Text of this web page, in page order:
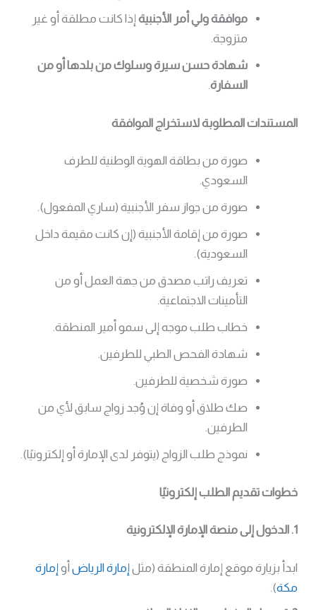
موافقة ولي أمر الأجنبية إذا كانت مطلقة أو غير
متزوجة.
شهادة حسن سيرة وسلوك من بلدها أو من
السفارة.
المستندات المطلوبة لاستخراج الموافقة
صورة من بطاقة الهوية الوطنية للطرف
السعودي.
صورة من جواز سفر الأجنبية (ساري المفعول).
صورة من إقامة الأجنبية (إن كانت مقيمة داخل
السعودية).
تعريف راتب مصدق من جهة العمل أو من
التأمينات الاجتماعية.
خطاب طلب موجه إلى سمو أمير المنطقة.
شهادة الفحص الطبي للطرفين.
صورة شخصية للطرفين.
صك طلاق أو وفاة إن وُجد زواج سابق لأي من
الطرفين.
نموذج طلب الزواج (يتوفر لدى الإمارة أو إلكترونيًا).
خطوات تقديم الطلب إلكترونيًا
1. الدخول إلى منصة الإمارة الإلكترونية
ابدأ بزيارة موقع إمارة المنطقة (مثلإمارة الرياض أوإمارة
مكة).